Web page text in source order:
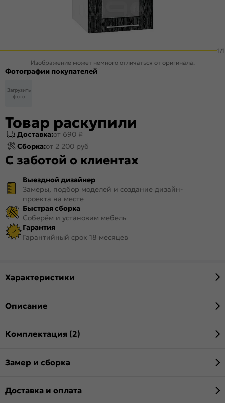
1/1
Изображение может немного отличаться от оригинала.
Фотографии покупателей
Загрузить
фото
Товар раскупили
Доставка:от 690 ₽
Сборка:от 2 200 руб
С заботой о клиентах
Выездной дизайнер
Замеры, подбор моделей и создание дизайн-
проекта на месте
Быстрая сборка
Соберём и установим мебель
Гарантия
Гарантийный срок 18 месяцев
Характеристики
Описание
Комплектация (2)
Замер и сборка
Доставка и оплата